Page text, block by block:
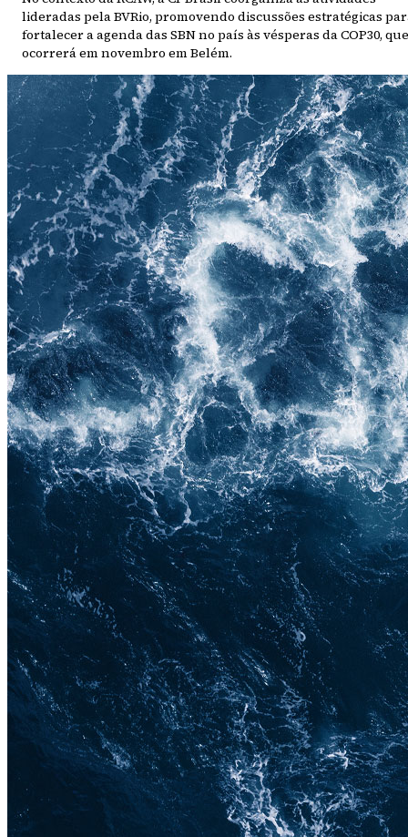
lideradas pela BVRio, promovendo discussões estratégicas
fortalecer a agenda das SBN no país às vésperas da COP30, que
ocorrerá em novembro em Belém.